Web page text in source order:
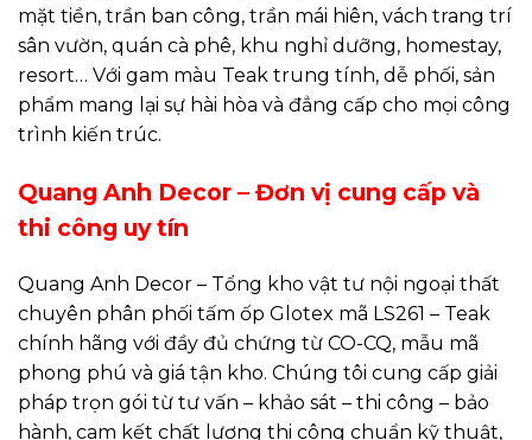
mặt tiền, trần ban công, trần mái hiên, vách trang trí
sân vườn, quán cà phê, khu nghỉ dưỡng, homestay,
resort… Với gam màu Teak trung tính, dễ phối, sản
phẩm mang lại sự hài hòa và đẳng cấp cho mọi công
trình kiến trúc.
Quang Anh Decor – Đơn vị cung cấp và
thi công uy tín
Quang Anh Decor – Tổng kho vật tư nội ngoại thất
chuyên phân phối tấm ốp Glotex mã LS261 – Teak
chính hãng với đầy đủ chứng từ CO-CQ, mẫu mã
phong phú và giá tận kho. Chúng tôi cung cấp giải
pháp trọn gói từ tư vấn – khảo sát – thi công – bảo
hành, cam kết chất lượng thi công chuẩn kỹ thuật,